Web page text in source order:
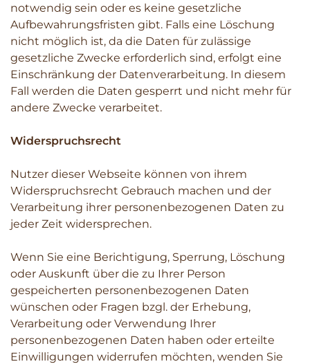
notwendig sein oder es keine gesetzliche
Aufbewahrungsfristen gibt. Falls eine Löschung
nicht möglich ist, da die Daten für zulässige
gesetzliche Zwecke erforderlich sind, erfolgt eine
Einschränkung der Datenverarbeitung. In diesem
Fall werden die Daten gesperrt und nicht mehr für
andere Zwecke verarbeitet.
Widerspruchsrecht
Nutzer dieser Webseite können von ihrem
Widerspruchsrecht Gebrauch machen und der
Verarbeitung ihrer personenbezogenen Daten zu
jeder Zeit widersprechen.
Wenn Sie eine Berichtigung, Sperrung, Löschung
oder Auskunft über die zu Ihrer Person
gespeicherten personenbezogenen Daten
wünschen oder Fragen bzgl. der Erhebung,
Verarbeitung oder Verwendung Ihrer
personenbezogenen Daten haben oder erteilte
Einwilligungen widerrufen möchten, wenden Sie